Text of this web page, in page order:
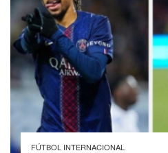
FÚTBOL INTERNACIONAL